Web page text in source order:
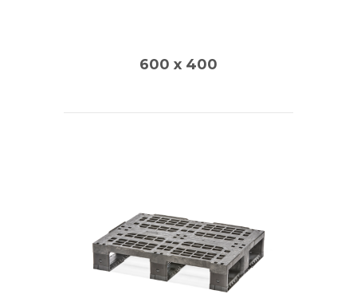
600 x 400